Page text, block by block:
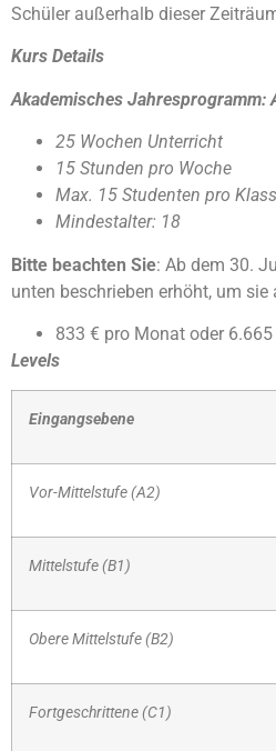
Schüler außerhalb dieser
Kurs Details
Akademisches Jahresprogramm:
25 Wochen Unterricht
15 Stunden pro Woche
Max. 15 Studenten pro
Mindestalter: 18
Bitte beachten Sie: Ab dem 30.
unten beschrieben erhöht, um
833 € pro Monat oder
Levels
Eingangsebene
Vor-Mittelstufe (A2)
Mittelstufe (B1)
Obere Mittelstufe (B2)
Fortgeschrittene (C1)